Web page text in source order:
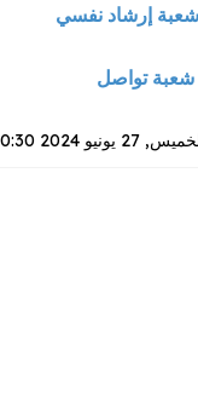
شعبة إرشاد نفسي
شعبة تواصل
27 يونيو 2024 10:30